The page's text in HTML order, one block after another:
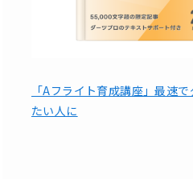
「Aフライト育成講座」最速
たい人に